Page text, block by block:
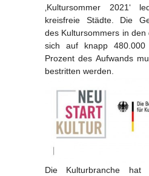
‚Kultursommer 2021‘
kreisfreie Städte. Die
des Kultursommers in
sich auf knapp
Prozent des Aufwands
bestritten werden.
Die Kulturbranche